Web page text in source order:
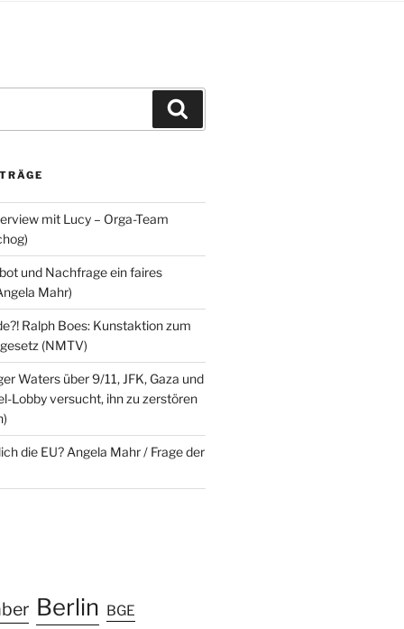
mit Lucy – Orga-Team
und Nachfrage ein faires
Mahr)
Ralph Boes: Kunstaktion zum
(NMTV)
Waters über 9/11, JFK, Gaza und
Lobby versucht, ihn zu zerstören
die EU? Angela Mahr / Frage der
Berlin BGE